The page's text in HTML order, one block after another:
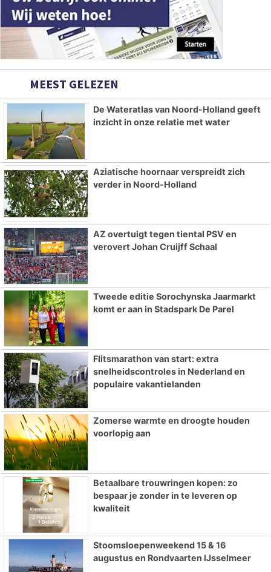
MEEST GELEZEN
De Wateratlas van Noord-Holland geeft
inzicht in onze relatie met water
Aziatische hoornaar verspreidt zich
verder in Noord-Holland
AZ overtuigt tegen tiental PSV en
verovert Johan Cruijff Schaal
Tweede editie Sorochynska Jaarmarkt
komt er aan in Stadspark De Parel
Flitsmarathon van start: extra
snelheidscontroles in Nederland en
populaire vakantielanden
Zomerse warmte en droogte houden
voorlopig aan
Betaalbare trouwringen kopen: zo
bespaar je zonder in te leveren op
kwaliteit
Stoomsloepenweekend 15 & 16
augustus en Rondvaarten IJsselmeer